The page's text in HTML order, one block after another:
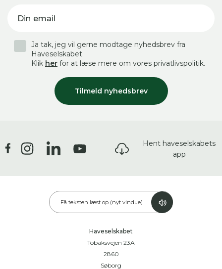
Din email
Tilmeld nyhedsbrev
Ja tak, jeg vil gerne modtage nyhedsbrev fra
Haveselskabet.
Klik her for at læse mere om vores privatlivspolitik.
Hent haveselskabets
app
Få teksten læst op (nyt vindue)
Haveselskabet
Tobaksvejen 23A
2860
Søborg